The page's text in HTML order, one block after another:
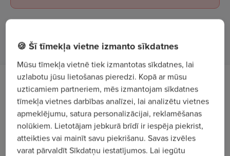
Tev uzticēsim
Zaļās kafijas grauzdēšanas procesa vadību,
kontroli atbilstoši receptūrām;
veikt nograuzdētas kafijas mērījumus, rādījumu
🍪 Šī tīmekļa vietne izmanto sīkdatnes
Mūsu tīmekļa vietnē tiek izmantotas sīkdatnes, lai
uzlabotu jūsu lietošanas pieredzi. Kopā ar mūsu
uzticamiem partneriem, mēs izmantojam sīkdatnes
tīmekļa vietnes darbības analīzei, lai analizētu vietnes
apmeklējumu, satura personalizācijai, reklamēšanas
nolūkiem. Lietotājam jebkurā brīdī ir iespēja piekrist,
atteikties vai mainīt savu piekrišanu. Savas izvēles
varat pārvaldīt Sīkdatņu iestatījumos. Lai iegūtu